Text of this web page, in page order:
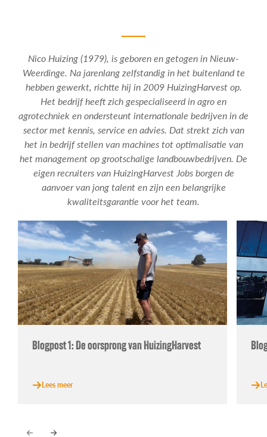
Nico Huizing (1979), is geboren en getogen in Nieuw-
Weerdinge. Na jarenlang zelfstandig in het buitenland te
hebben gewerkt, richtte hij in 2009 HuizingHarvest op.
Het bedrijf heeft zich gespecialiseerd in agro en
agrotechniek en ondersteunt internationale bedrijven in de
sector met kennis, service en advies. Dat strekt zich van
het in bedrijf stellen van machines tot optimalisatie van
het management op grootschalige landbouwbedrijven. De
eigen recruiters van HuizingHarvest Jobs borgen de
aanvoer van jong talent en zijn een belangrijke
kwaliteitsgarantie voor het team.
Blogpost 1: De oorsprong van HuizingHarvest
Lees meer